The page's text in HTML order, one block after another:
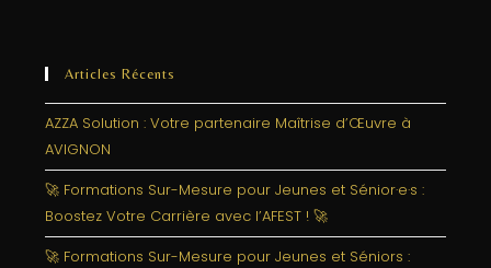
Articles Récents
AZZA Solution : Votre partenaire Maîtrise d’Œuvre à
AVIGNON
🚀 Formations Sur-Mesure pour Jeunes et Sénior·e·s :
Boostez Votre Carrière avec l’AFEST ! 🚀
🚀 Formations Sur-Mesure pour Jeunes et Séniors :